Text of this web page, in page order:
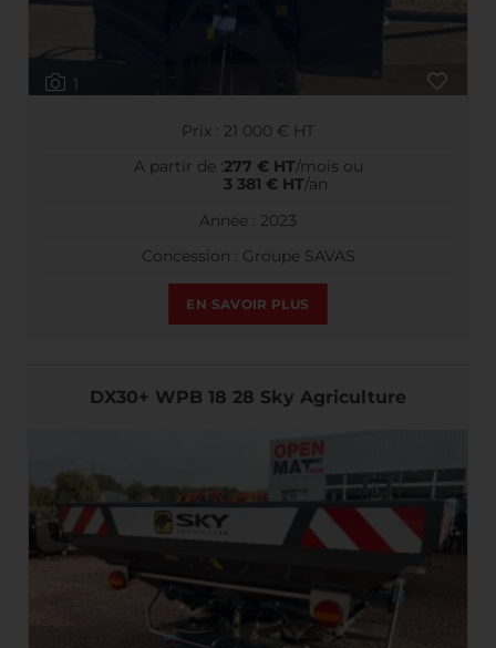
1
Prix : 21 000 € HT
A partir de :277 € HT/mois ou
3 381 € HT/an
Année : 2023
Concession : Groupe SAVAS
EN SAVOIR PLUS
DX30+ WPB 18 28 Sky Agriculture